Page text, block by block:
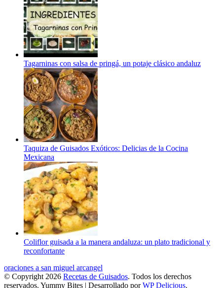
Tagarninas con salsa de pringá, un potaje clásico andaluz
Taquiza de Guisados Exóticos: Delicias de la Cocina
Mexicana
Coliflor guisada a la manera andaluza: un plato tradicional y
reconfortante
oraciones a san miguel arcangel
© Copyright 2026 Recetas de Guisados. Todos los derechos
reservados. Yummy Bites | Desarrollado porWP Delicious.